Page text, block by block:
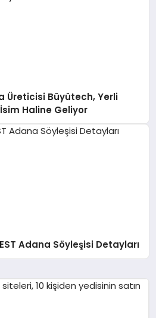
Üreticisi Büyütech, Yerli
Haline Geliyor
Adana Söyleşisi Detayları